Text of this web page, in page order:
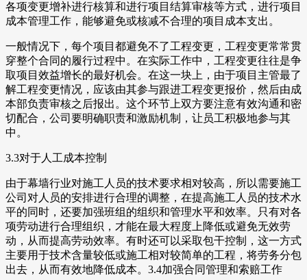
各项变更增补进行核算和进行项目结算审核等方式，进行项目
成本管理工作，能够避免或核减不合理的项目成本支出。
一般情况下，每个项目都避免不了工程变更，工程变更常常贯
穿整个合同的履行过程中。在实际工作中，工程变更往往是争
取项目效益增长的最好机会。在这一块上，由于项目主管最了
解工程变更情况，应该由其参与跟进工程变更报价，然后由成
本部负责审核之后报出。这个环节上双方要注意有效沟通和密
切配合，公司要明确职责和激励机制，让员工积极地参与其
中。
3.3对于人工成本控制
由于幕墙行业对施工人员的技术要求相对较高，所以需要施工
公司对人员的安排进行合理的调整，在提高施工人员的技术水
平的同时，还要加强班组的组织和管理水平和效率。只有对各
项劳动进行合理组织，才能在最大程度上降低或避免无效劳
动，从而提高劳动效率。有时还可以采取包干控制，这一方式
主要用于技术含量较低或施工相对较简单的工程，将劳务分包
出去，从而有效地降低成本。3.4加强合同管理和索赔工作